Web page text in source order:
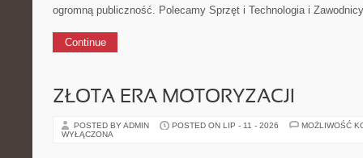
ogromną publiczność. Polecamy Sprzęt i Technologia i
Continue
ZŁOTA ERA MOTORYZACJI
POSTED BY ADMIN POSTED ON LIP - 11 - 2026
MOŻLIWOŚĆ
WYŁĄCZONA